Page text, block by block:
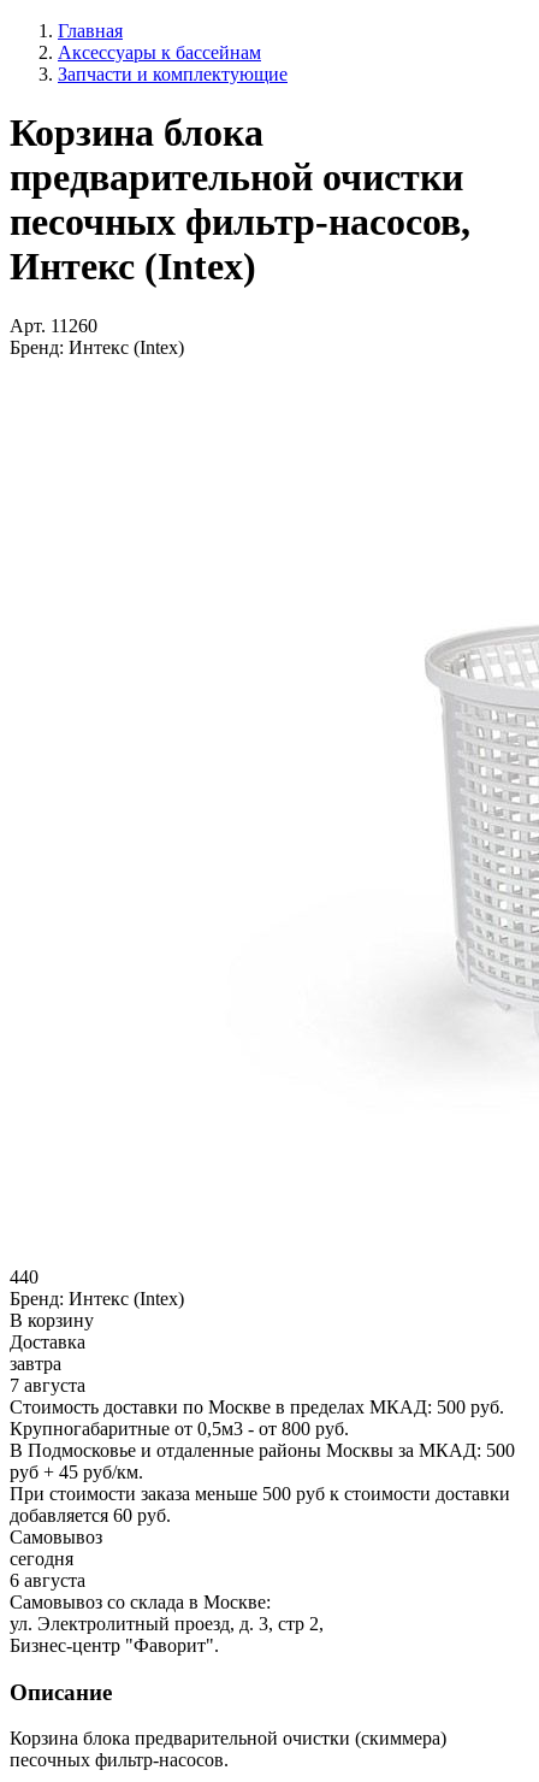
Главная
Аксессуары к бассейнам
Запчасти и комплектующие
Корзина блока
предварительной очистки
песочных фильтр-насосов,
Интекс (Intex)
Арт. 11260
Бренд: Интекс (Intex)
440
Бренд: Интекс (Intex)
В корзину
Доставка
завтра
7 августа
Стоимость доставки по Москве в пределах МКАД: 500 руб.
Крупногабаритные от 0,5м3 - от 800 руб.
В Подмосковье и отдаленные районы Москвы за МКАД: 500
руб + 45 руб/км.
При стоимости заказа меньше 500 руб к стоимости доставки
добавляется 60 руб.
Самовывоз
сегодня
6 августа
Самовывоз со склада в Москве:
ул. Электролитный проезд, д. 3, стр 2,
Бизнес-центр "Фаворит".
Описание
Корзина блока предварительной очистки (скиммера)
песочных фильтр-насосов.